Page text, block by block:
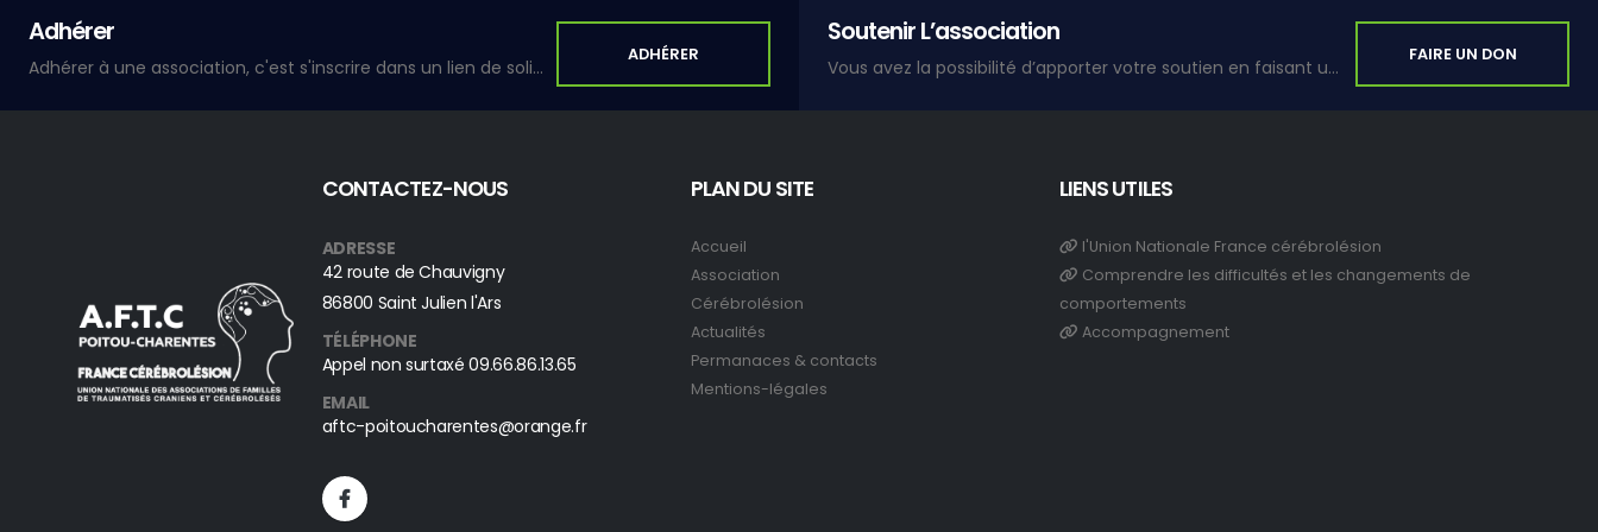
Adhérer
Adhérer à une association, c'est s'inscrire dans un lien de solidarité et de partage.
ADHÉRER
Soutenir L’association
Vous avez la possibilité d’apporter votre soutien en faisant un don.
FAIRE UN DON
CONTACTEZ-NOUS
ADRESSE
42 route de Chauvigny
86800 Saint Julien l'Ars
TÉLÉPHONE
Appel non surtaxé09.66.86.13.65
EMAIL
aftc-poitoucharentes@orange.fr
PLAN DU SITE
Accueil
Association
Cérébrolésion
Actualités
Permanaces & contacts
Mentions-légales
LIENS UTILES
l'Union Nationale France cérébrolésion
Comprendre les difficultés et les changements de
comportements
Accompagnement